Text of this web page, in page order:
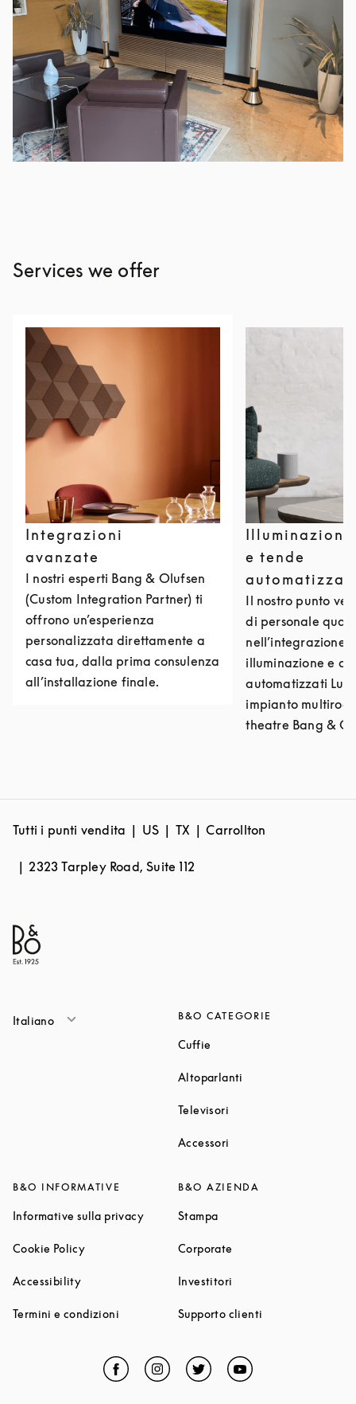
Services we offer
Integrazioni
avanzate
I nostri esperti Bang & Olufsen
(Custom Integration Partner) ti
offrono un’esperienza
personalizzata direttamente a
casa tua, dalla prima consulenza
all’installazione finale.
e tende
Il nostro punto
di personale
nell’integrazione
illuminazione e di
automatizzati
impianto
theatre Bang &
Tutti i punti vendita US TX Carrollton
2323 Tarpley Road, Suite 112
Italiano B&O CATEGORIE
Cuffie
Altoparlanti
Televisori
Accessori
B&O INFORMATIVE
Informative sulla privacyLink Opens in New Tab
Cookie PolicyLink Opens in New Tab
AccessibilityLink Opens in New Tab
Termini e condizioni Link Opens in New Tab
B&O AZIENDA
StampaLink Opens in New Tab
Corporate
Investitori
Supporto clienti
Facebook
Link Opens in New Tab
Instagram
Link Opens in New Tab
TwitterLink Opens in New Tab
YouTubeLink Opens in